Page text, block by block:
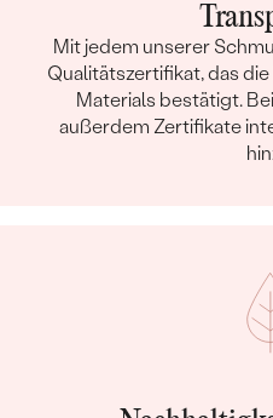
Mit jedem unserer
Qualitätszertifikat, das
Materials bestätigt.
außerdem Zertifikate